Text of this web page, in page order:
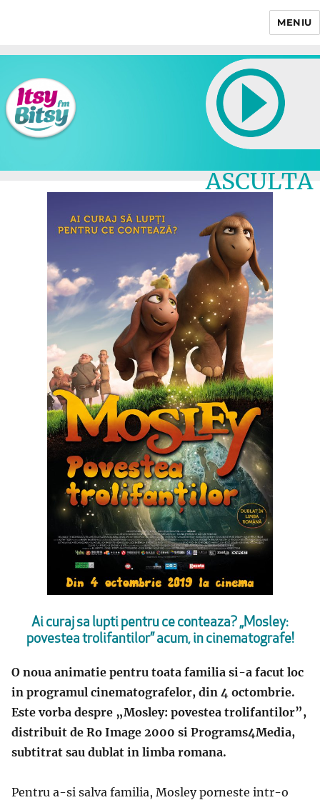
MENIU
ASCULTA
Ai curaj sa lupti pentru ce conteaza? „Mosley:
povestea trolifantilor” acum, in cinematografe!
O noua animatie pentru toata familia si-a facut loc
in programul cinematografelor, din 4 octombrie.
Este vorba despre „Mosley: povestea trolifantilor”,
distribuit de Ro Image 2000 si Programs4Media,
subtitrat sau dublat in limba romana.
Pentru a-si salva familia, Mosley porneste intr-o